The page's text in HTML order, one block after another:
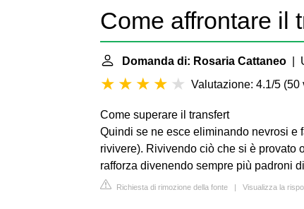
Come affrontare il
Domanda di: Rosaria Cattaneo |
Valutazione: 4.1/5 (50
Come superare il transfert
Quindi se ne esce eliminando nevrosi e
rivivere). Rivivendo ciò che si è provato
rafforza divenendo sempre più padroni
Richiesta di rimozione della fonte | Visualizza la